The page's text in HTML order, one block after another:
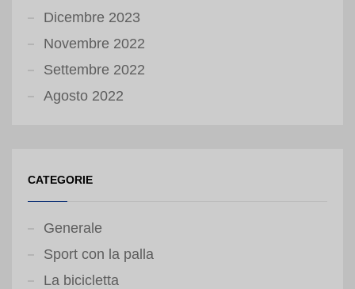
Dicembre 2023
Novembre 2022
Settembre 2022
Agosto 2022
CATEGORIE
Generale
Sport con la palla
La bicicletta